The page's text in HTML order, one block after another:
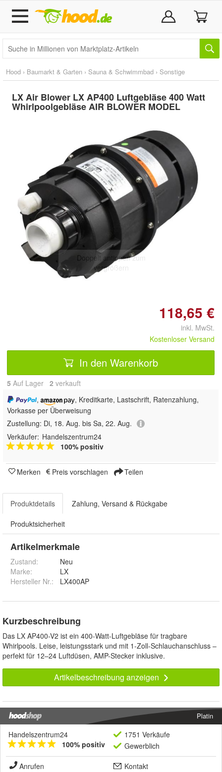
Hood › Baumarkt & Garten › Sauna & Schwimmbad › Sonstige
LX Air Blower LX AP400 Luftgebläse 400 Watt
Whirlpoolgebläse AIR BLOWER MODEL
Doppelt antippen zum
vergrößern
118,65 €
inkl. MwSt.
Kostenloser Versand
In den Warenkorb
5 Auf Lager 2 verkauft
,
, Kreditkarte, Lastschrift, Ratenzahlung,
Vorkasse per Überweisung
Zustellung: Di, 18. Aug. bis Sa, 22. Aug.
Verkäufer: Handelszentrum24
100% positiv
Merken Preis vorschlagen Teilen
Produktdetails Zahlung, Versand & Rückgabe
Produktsicherheit
Artikelmerkmale
Zustand:
Neu
Marke:
LX
Hersteller Nr.:
LX400AP
Kurzbeschreibung
Das LX AP400-V2 ist ein 400-Watt-Luftgebläse für tragbare
Whirlpools. Leise, leistungsstark und mit 1-Zoll-Schlauchanschluss –
perfekt für 12–24 Luftdüsen, AMP-Stecker inklusive.
Artikelbeschreibung anzeigen
Platin
Handelszentrum24
100% positiv
1751 Verkäufe
Gewerblich
Anrufen
Kontakt